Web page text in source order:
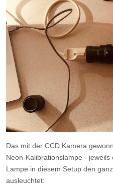
Das mit der CCD Kamera
Neon-Kalibrationslampe -
Lampe in diesem Setup den
ausleuchtet: